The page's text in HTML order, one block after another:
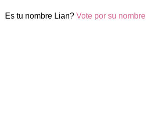
Es tu nombre Lian? Vote por su nombre